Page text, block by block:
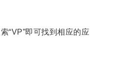
“VP”即可找到相应的应